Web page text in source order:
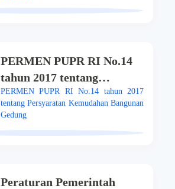
PERMEN PUPR RI No.14
tahun 2017 tentang
Persyaratan Kemudahan
Bangunan Gedung
PERMEN PUPR RI No.14 tahun 2017
tentang Persyaratan Kemudahan Bangunan
Gedung
Peraturan Pemerintah